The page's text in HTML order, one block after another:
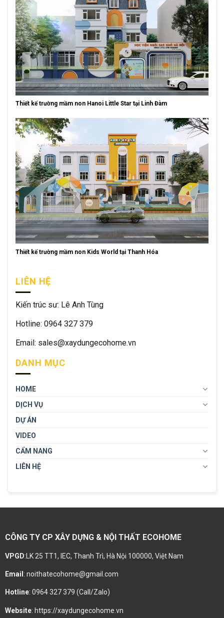
Thiết kế trường mầm non Hanoi Little Star tại Linh Đàm
Thiết kế trường mầm non Kids World tại Thanh Hóa
LIÊN HỆ
Kiến trúc sư: Lê Anh Tùng
Hotline: 0964 327 379
Email: sales@xaydungecohome.vn
DANH MỤC
HOME
DỊCH VỤ
DỰ ÁN
VIDEO
CẨM NANG
LIÊN HỆ
CÔNG TY CP XÂY DỰNG & NỘI THẤT ECOHOME
VPGD:LK 25 TT1, IEC, Thanh Trì, Hà Nội 100000, Việt Nam
Email : noithatecohome@gmail.com
Hotline: 0964 327 379 (Call/Zalo)
Website: https://xaydungecohome.vn